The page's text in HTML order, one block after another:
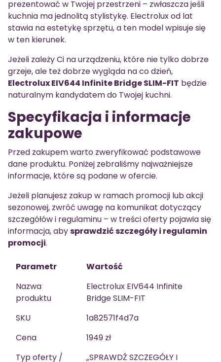
prezentować w Twojej przestrzeni – zwłaszcza jeśli
kuchnia ma jednolitą stylistykę. Electrolux od lat
stawia na estetykę sprzętu, a ten model wpisuje się
w ten kierunek.
Jeżeli zależy Ci na urządzeniu, które nie tylko dobrze
grzeje, ale też dobrze wygląda na co dzień,
Electrolux EIV644 Infinite Bridge SLIM-FIT będzie
naturalnym kandydatem do Twojej kuchni.
Specyfikacja i informacje
zakupowe
Przed zakupem warto zweryfikować podstawowe
dane produktu. Poniżej zebraliśmy najważniejsze
informacje, które są podane w ofercie.
Jeżeli planujesz zakup w ramach promocji lub akcji
sezonowej, zwróć uwagę na komunikat dotyczący
szczegółów i regulaminu – w treści oferty pojawia się
informacja, abysprawdzić szczegóły i regulamin
promocji.
Parametr
Wartość
Nazwa
produktu
Electrolux EIV644 Infinite
Bridge SLIM-FIT
SKU
1a82571f4d7a
Cena
1949 zł
Typ oferty /
„SPRAWDŹ SZCZEGÓŁY I